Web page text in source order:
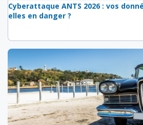
Cyberattaque ANTS 2026 : vos
elles en danger ?